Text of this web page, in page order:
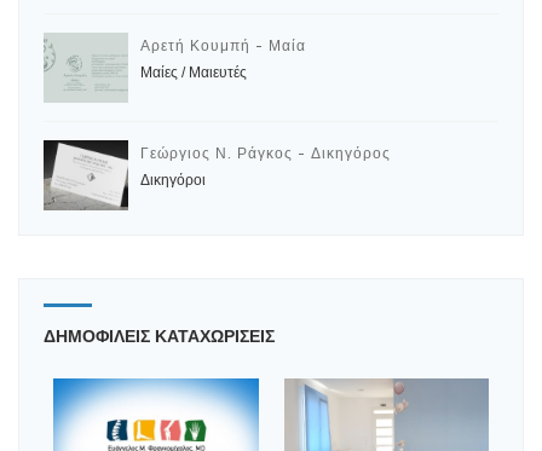
Αρετή Κουμπή - Μαία
Μαίες / Μαιευτές
Γεώργιος Ν. Ράγκος - Δικηγόρος
Δικηγόροι
ΔΗΜΟΦΙΛΕΙΣ ΚΑΤΑΧΩΡΙΣΕΙΣ